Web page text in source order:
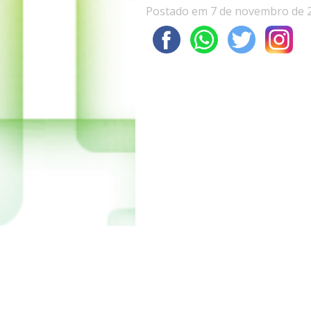
Postado em 7 de novembro de